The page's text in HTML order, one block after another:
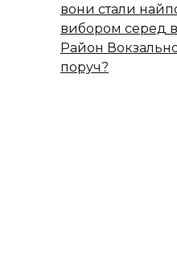
вони стали
вибором серед
Район
поруч?